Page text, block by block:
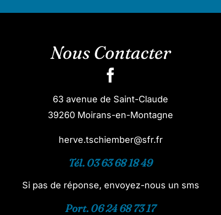
Nous Contacter
63 avenue de Saint-Claude
39260 Moirans-en-Montagne
herve.tschiember@sfr.fr
Tél. 03 63 68 18 49
Si pas de réponse, envoyez-nous un sms
Port. 06 24 68 73 17